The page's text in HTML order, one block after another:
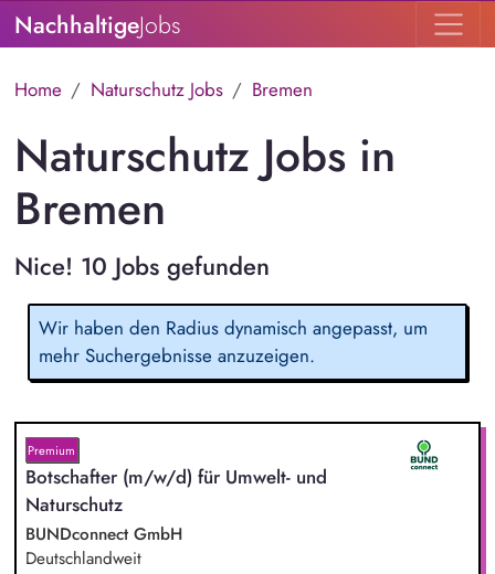
NachhaltigeJobs
Home Naturschutz Jobs Bremen
Naturschutz Jobs in
Bremen
Nice! 10 Jobs gefunden
Wir haben den Radius dynamisch angepasst, um
mehr Suchergebnisse anzuzeigen.
Premium
Botschafter (m/w/d) für Umwelt- und
Naturschutz
BUNDconnect GmbH
Deutschlandweit